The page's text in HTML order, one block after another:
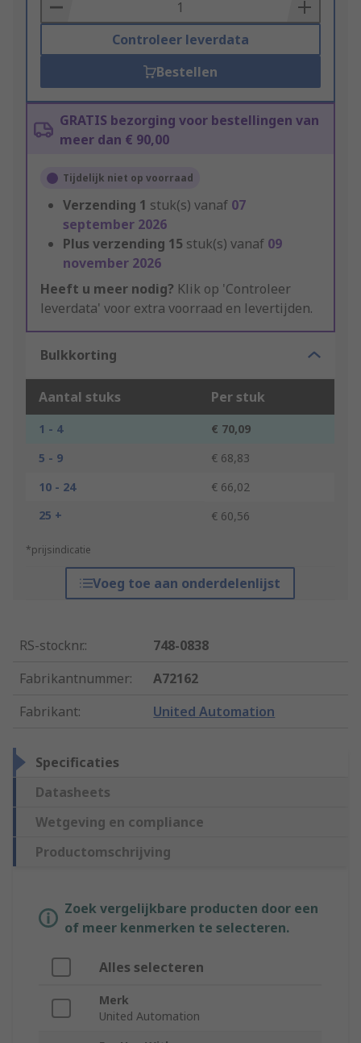
Basket
Controleer leverdata
Bestellen
GRATIS bezorging voor bestellingen van
meer dan € 90,00
Tijdelijk niet op voorraad
Verzending 1 stuk(s) vanaf 07
september 2026
Plus verzending 15 stuk(s) vanaf 09
november 2026
Heeft u meer nodig? Klik op 'Controleer
leverdata' voor extra voorraad en levertijden.
Bulkkorting
Aantal stuks Per stuk
1 - 4
€ 70,09
5 - 9
€ 68,83
10 - 24
€ 66,02
25 +
€ 60,56
*prijsindicatie
Voeg toe aan onderdelenlijst
RS-stocknr.:
748-0838
Fabrikantnummer:
A72162
Fabrikant: United Automation
Specificaties
Datasheets
Wetgeving en compliance
Productomschrijving
Zoek vergelijkbare producten door een
of meer kenmerken te selecteren.
Alles selecteren
Merk
United Automation